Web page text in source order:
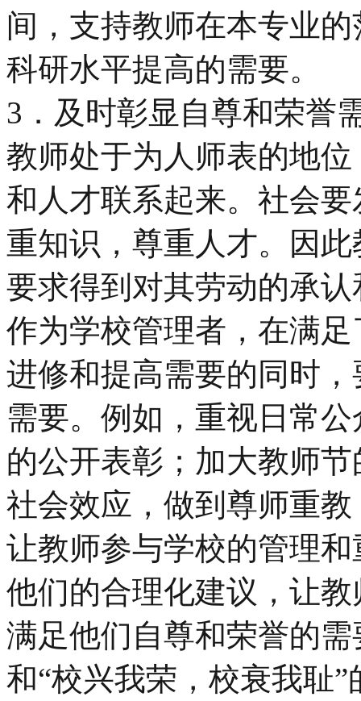
间，支持教师在本专业
科研水平提高的需要。
3．及时彰显自尊和荣誉
教师处于为人师表的地
和人才联系起来。社会
重知识，尊重人才。因
要求得到对其劳动的承
作为学校管理者，在满
进修和提高需要的同时
需要。例如，重视日常
的公开表彰；加大教师
社会效应，做到尊师重
让教师参与学校的管理
他们的合理化建议，让
满足他们自尊和荣誉的
和“校兴我荣，校衰我耻